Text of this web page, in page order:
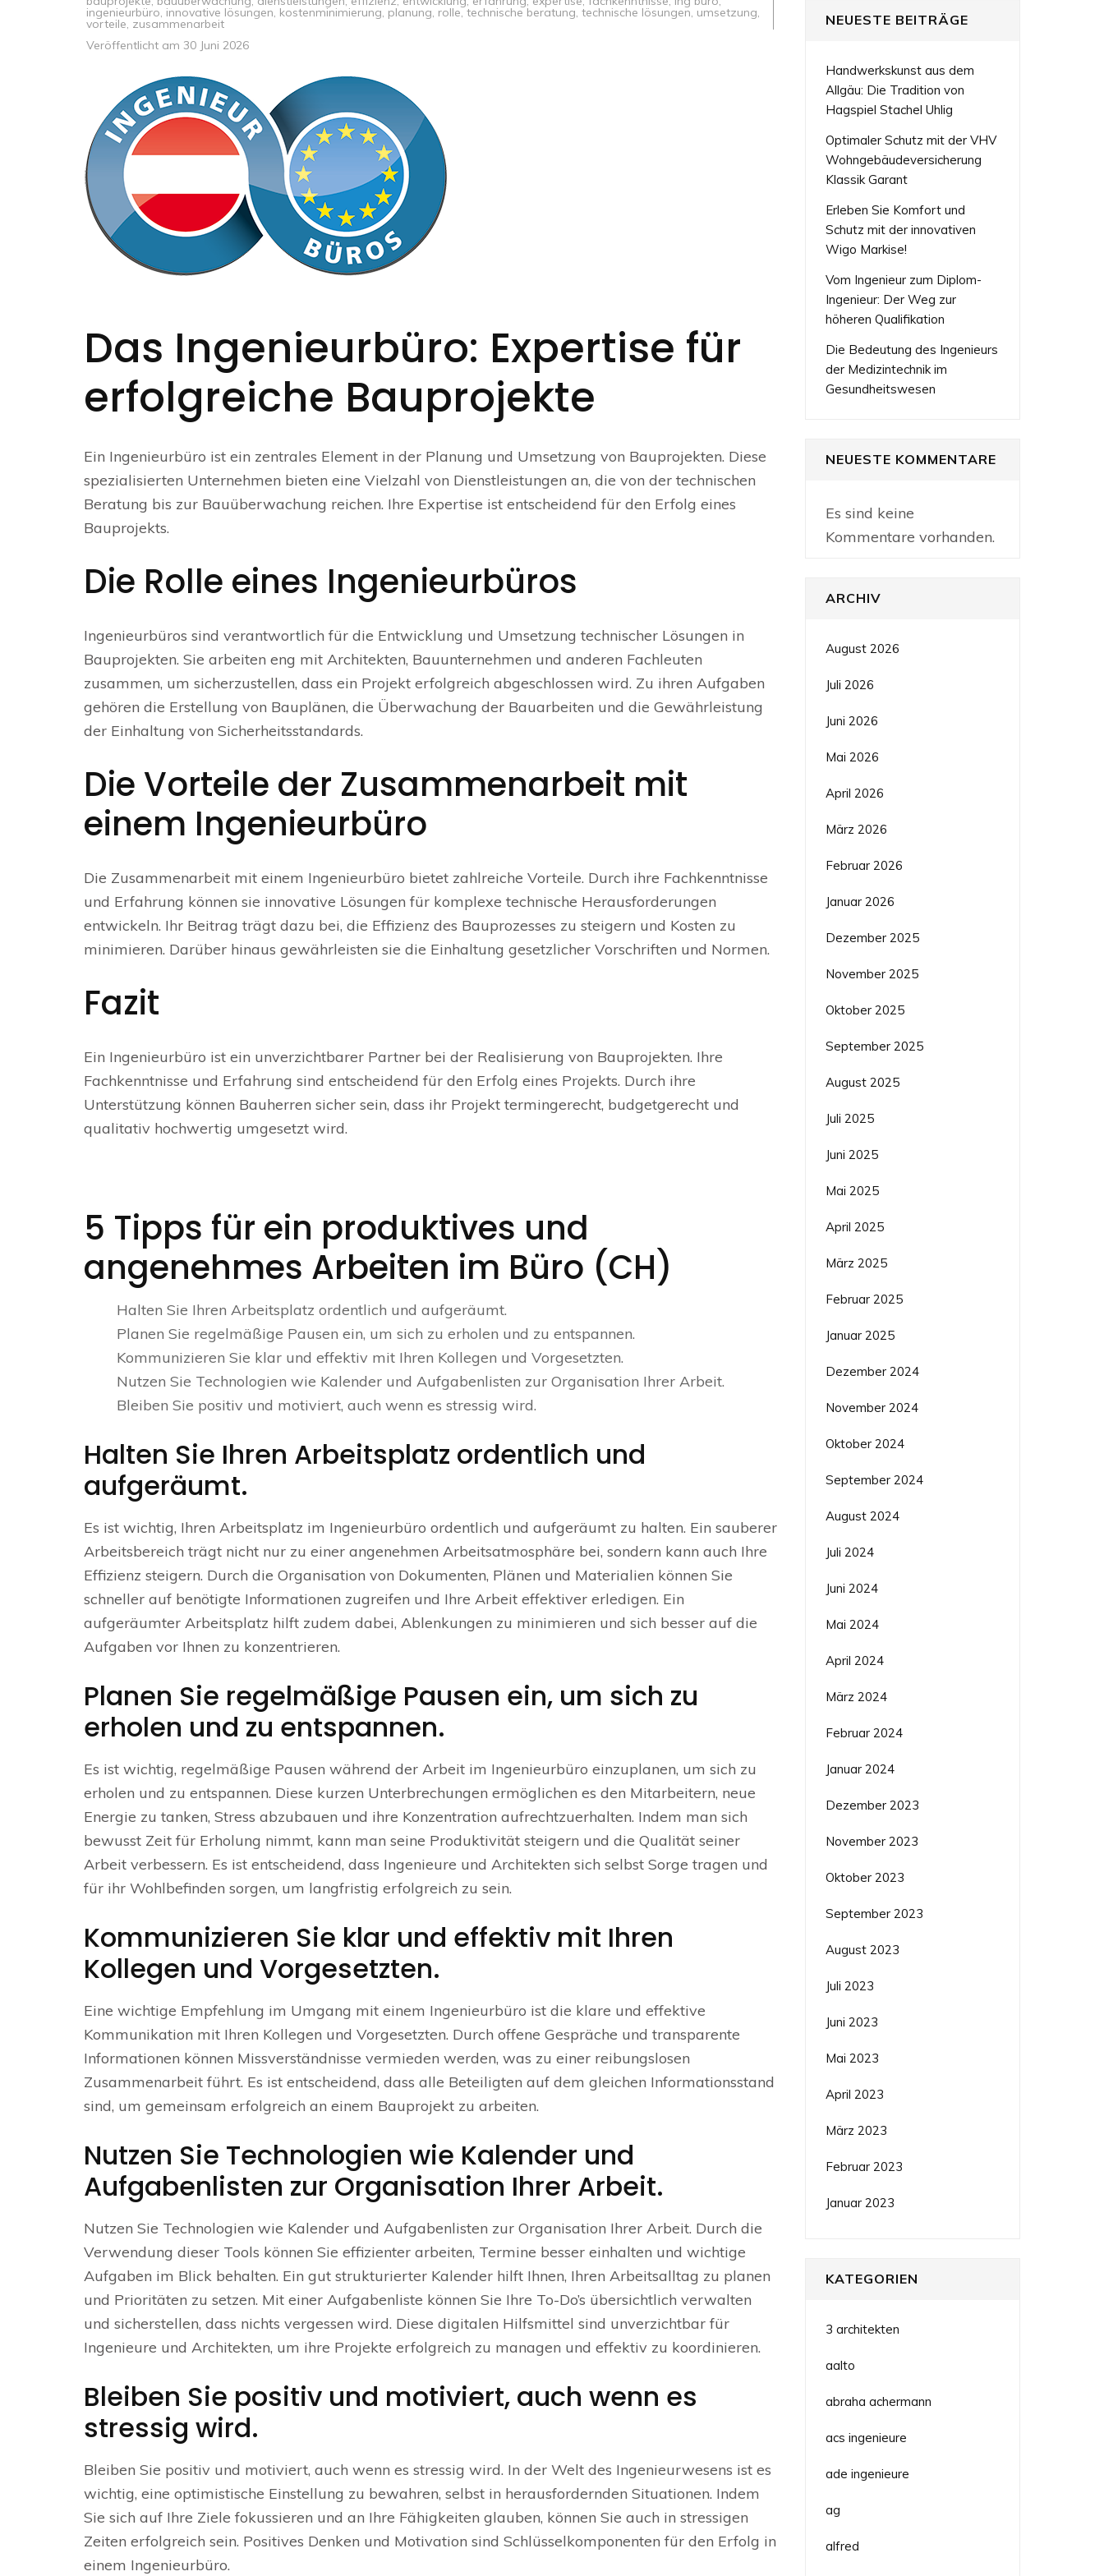
ingenieurbüro, innovative lösungen, kostenminimierung, planung, rolle,technische beratung, technische lösungen, umsetzung,
vorteile, zusammenarbeit
Veröffentlicht am 30 Juni 2026
Das Ingenieurbüro: Expertise für
erfolgreiche Bauprojekte
Ein Ingenieurbüro ist ein zentrales Element in der Planung und Umsetzung von Bauprojekten. Diese
spezialisierten Unternehmen bieten eine Vielzahl von Dienstleistungen an, die von der technischen
Beratung bis zur Bauüberwachung reichen. Ihre Expertise ist entscheidend für den Erfolg eines
Bauprojekts.
Die Rolle eines Ingenieurbüros
Ingenieurbüros sind verantwortlich für die Entwicklung und Umsetzung technischer Lösungen in
Bauprojekten. Sie arbeiten eng mit Architekten, Bauunternehmen und anderen Fachleuten
zusammen, um sicherzustellen, dass ein Projekt erfolgreich abgeschlossen wird. Zu ihren Aufgaben
gehören die Erstellung von Bauplänen, die Überwachung der Bauarbeiten und die Gewährleistung
der Einhaltung von Sicherheitsstandards.
Die Vorteile der Zusammenarbeit mit
einem Ingenieurbüro
Die Zusammenarbeit mit einem Ingenieurbüro bietet zahlreiche Vorteile. Durch ihre Fachkenntnisse
und Erfahrung können sie innovative Lösungen für komplexe technische Herausforderungen
entwickeln. Ihr Beitrag trägt dazu bei, die Effizienz des Bauprozesses zu steigern und Kosten zu
minimieren. Darüber hinaus gewährleisten sie die Einhaltung gesetzlicher Vorschriften und Normen.
Fazit
Ein Ingenieurbüro ist ein unverzichtbarer Partner bei der Realisierung von Bauprojekten. Ihre
Fachkenntnisse und Erfahrung sind entscheidend für den Erfolg eines Projekts. Durch ihre
Unterstützung können Bauherren sicher sein, dass ihr Projekt termingerecht, budgetgerecht und
qualitativ hochwertig umgesetzt wird.
5 Tipps für ein produktives und
angenehmes Arbeiten im Büro (CH)
Halten Sie Ihren Arbeitsplatz ordentlich und aufgeräumt.
Planen Sie regelmäßige Pausen ein, um sich zu erholen und zu entspannen.
Kommunizieren Sie klar und effektiv mit Ihren Kollegen und Vorgesetzten.
Nutzen Sie Technologien wie Kalender und Aufgabenlisten zur Organisation Ihrer Arbeit.
Bleiben Sie positiv und motiviert, auch wenn es stressig wird.
Halten Sie Ihren Arbeitsplatz ordentlich und
aufgeräumt.
Es ist wichtig, Ihren Arbeitsplatz im Ingenieurbüro ordentlich und aufgeräumt zu halten. Ein sauberer
Arbeitsbereich trägt nicht nur zu einer angenehmen Arbeitsatmosphäre bei, sondern kann auch Ihre
Effizienz steigern. Durch die Organisation von Dokumenten, Plänen und Materialien können Sie
schneller auf benötigte Informationen zugreifen und Ihre Arbeit effektiver erledigen. Ein
aufgeräumter Arbeitsplatz hilft zudem dabei, Ablenkungen zu minimieren und sich besser auf die
Aufgaben vor Ihnen zu konzentrieren.
Planen Sie regelmäßige Pausen ein, um sich zu
erholen und zu entspannen.
Es ist wichtig, regelmäßige Pausen während der Arbeit im Ingenieurbüro einzuplanen, um sich zu
erholen und zu entspannen. Diese kurzen Unterbrechungen ermöglichen es den Mitarbeitern, neue
Energie zu tanken, Stress abzubauen und ihre Konzentration aufrechtzuerhalten. Indem man sich
bewusst Zeit für Erholung nimmt, kann man seine Produktivität steigern und die Qualität seiner
Arbeit verbessern. Es ist entscheidend, dass Ingenieure und Architekten sich selbst Sorge tragen und
für ihr Wohlbefinden sorgen, um langfristig erfolgreich zu sein.
Kommunizieren Sie klar und effektiv mit Ihren
Kollegen und Vorgesetzten.
Eine wichtige Empfehlung im Umgang mit einem Ingenieurbüro ist die klare und effektive
Kommunikation mit Ihren Kollegen und Vorgesetzten. Durch offene Gespräche und transparente
Informationen können Missverständnisse vermieden werden, was zu einer reibungslosen
Zusammenarbeit führt. Es ist entscheidend, dass alle Beteiligten auf dem gleichen Informationsstand
sind, um gemeinsam erfolgreich an einem Bauprojekt zu arbeiten.
Nutzen Sie Technologien wie Kalender und
Aufgabenlisten zur Organisation Ihrer Arbeit.
Nutzen Sie Technologien wie Kalender und Aufgabenlisten zur Organisation Ihrer Arbeit. Durch die
Verwendung dieser Tools können Sie effizienter arbeiten, Termine besser einhalten und wichtige
Aufgaben im Blick behalten. Ein gut strukturierter Kalender hilft Ihnen, Ihren Arbeitsalltag zu planen
und Prioritäten zu setzen. Mit einer Aufgabenliste können Sie Ihre To-Do’s übersichtlich verwalten
und sicherstellen, dass nichts vergessen wird. Diese digitalen Hilfsmittel sind unverzichtbar für
Ingenieure und Architekten, um ihre Projekte erfolgreich zu managen und effektiv zu koordinieren.
Bleiben Sie positiv und motiviert, auch wenn es
stressig wird.
Bleiben Sie positiv und motiviert, auch wenn es stressig wird. In der Welt des Ingenieurwesens ist es
wichtig, eine optimistische Einstellung zu bewahren, selbst in herausfordernden Situationen. Indem
Sie sich auf Ihre Ziele fokussieren und an Ihre Fähigkeiten glauben, können Sie auch in stressigen
Zeiten erfolgreich sein. Positives Denken und Motivation sind Schlüsselkomponenten für den Erfolg in
einem Ingenieurbüro.
NEUESTE BEITRÄGE
Handwerkskunst aus dem
Allgäu: Die Tradition von
Hagspiel Stachel Uhlig
Optimaler Schutz mit der VHV
Wohngebäudeversicherung
Klassik Garant
Erleben Sie Komfort und
Schutz mit der innovativen
Wigo Markise!
Vom Ingenieur zum Diplom-
Ingenieur: Der Weg zur
höheren Qualifikation
Die Bedeutung des Ingenieurs
der Medizintechnik im
Gesundheitswesen
NEUESTE KOMMENTARE
Es sind keine
Kommentare vorhanden.
ARCHIV
August 2026
Juli 2026
Juni 2026
Mai 2026
April 2026
März 2026
Februar 2026
Januar 2026
Dezember 2025
November 2025
Oktober 2025
September 2025
August 2025
Juli 2025
Juni 2025
Mai 2025
April 2025
März 2025
Februar 2025
Januar 2025
Dezember 2024
November 2024
Oktober 2024
September 2024
August 2024
Juli 2024
Juni 2024
Mai 2024
April 2024
März 2024
Februar 2024
Januar 2024
Dezember 2023
November 2023
Oktober 2023
September 2023
August 2023
Juli 2023
Juni 2023
Mai 2023
April 2023
März 2023
Februar 2023
Januar 2023
KATEGORIEN
3 architekten
aalto
abraha achermann
acs ingenieure
ade ingenieure
ag
alfred